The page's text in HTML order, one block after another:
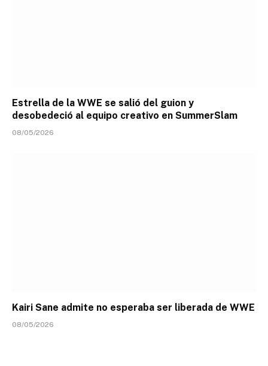
Estrella de la WWE se salió del guion y
desobedeció al equipo creativo en SummerSlam
08/05/2026
Kairi Sane admite no esperaba ser liberada de WWE
08/05/2026